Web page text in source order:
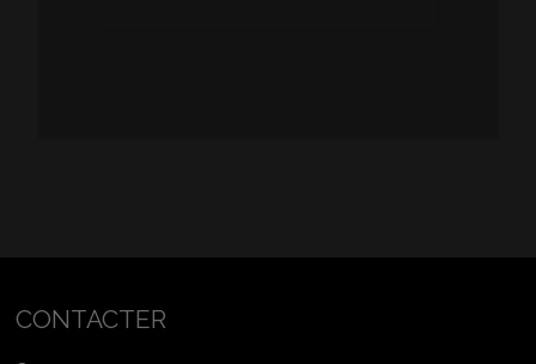
CONTACTER